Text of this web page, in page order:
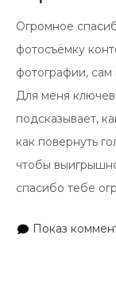
Огромное
фотосъёмку
фотографии,
Для меня
подсказывает,
как повернуть
чтобы
спасибо тебе
Показ